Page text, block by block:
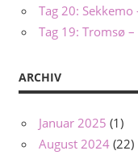
Tag 20:
Tag 19: Tromsø
ARCHIV
Januar 2025 (1)
August 2024 (22)